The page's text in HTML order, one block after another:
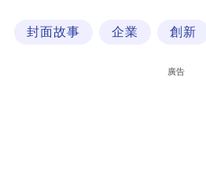
封面故事 企業 創新
廣告